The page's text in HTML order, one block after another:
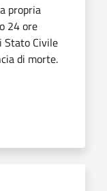
propria
24 ore
Stato Civile
di morte.